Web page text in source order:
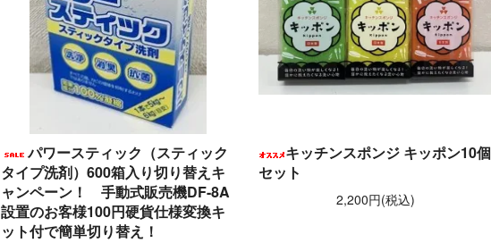
パワースティック（スティック
タイプ洗剤）600箱入り切り替えキ
ャンペーン！ 手動式販売機DF-8A
設置のお客様100円硬貨仕様変換キ
ット付で簡単切り替え！
キッチンスポンジ キッポン10個
セット
2,200円(税込)